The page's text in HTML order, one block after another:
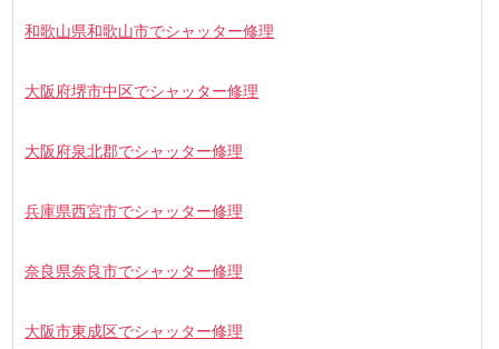
和歌山県和歌山市でシャッター修理
大阪府堺市中区でシャッター修理
大阪府泉北郡でシャッター修理
兵庫県西宮市でシャッター修理
奈良県奈良市でシャッター修理
大阪市東成区でシャッター修理